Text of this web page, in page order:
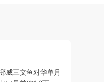
威三文鱼对华单月